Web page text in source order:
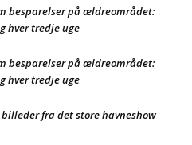
besparelser på ældreområdet:
hver tredje uge
besparelser på ældreområdet:
hver tredje uge
billeder fra det store havneshow